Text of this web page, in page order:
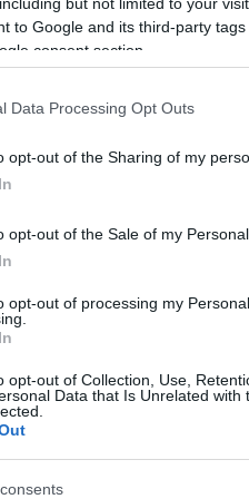
to Google and its third-party
consent section.
Data Processing Opt Outs
opt-out of the Sharing of my
opt-out of the Sale of my Personal
opt-out of processing my
opt-out of Collection, Use,
Data that Is Unrelated with
Még több
Fából épül
Országos